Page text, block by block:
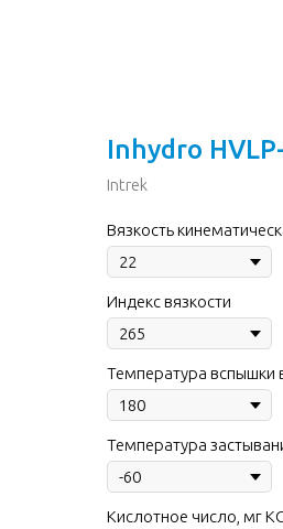
Inhydro
Intrek
Вязкость
Индекс вязкости
Температура вспышки
Температура
Кислотное число, мг